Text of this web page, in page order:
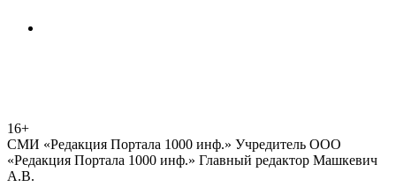
16+
СМИ «Редакция Портала 1000 инф.» Учредитель ООО
«Редакция Портала 1000 инф.» Главный редактор Машкевич
А.В.